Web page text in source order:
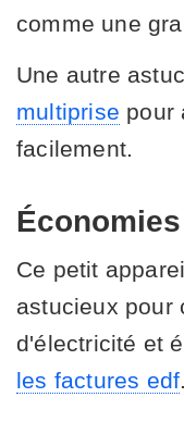
comme une
Une autre
multiprise pour
facilement.
Ce petit
astucieux pour
d'électricité et
les factures edf